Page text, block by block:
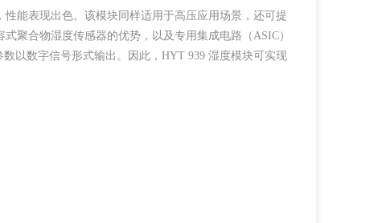
能表现出色。该模块同样适用于高压应用场景，还可提
聚合物湿度传感器的优势，以及专用集成电路（ASIC）
以数字信号形式输出。因此，HYT 939 湿度模块可实现